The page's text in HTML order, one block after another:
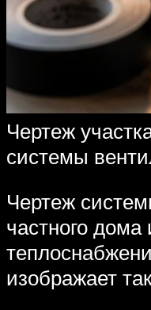
Чертеж
системы
Чертеж
частного дома
изображает